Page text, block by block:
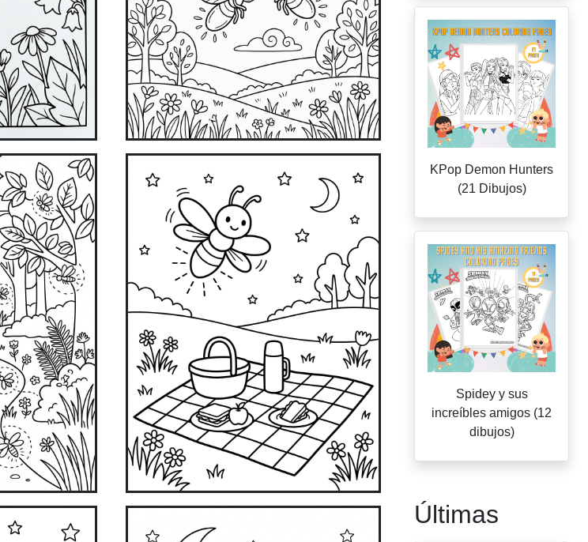
KPop Demon Hunters
(21 Dibujos)
Spidey y sus
increíbles amigos (12
dibujos)
Últimas